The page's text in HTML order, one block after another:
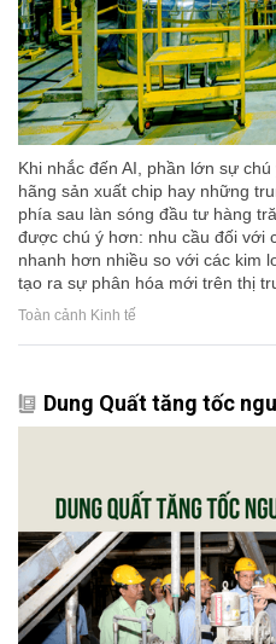
Khi nhắc đến AI, phần lớn sự
hãng sản xuất chip hay những
phía sau làn sóng đầu tư hàng
được chú ý hơn: nhu cầu đối với
nhanh hơn nhiều so với các kim
tạo ra sự phân hóa mới trên thị
Toàn cảnh Kinh tế
Dung Quất tăng tốc